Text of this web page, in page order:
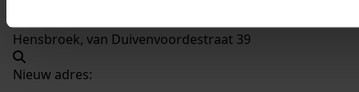
Hensbroek, van Duivenvoordestraat 39
Nieuw adres: